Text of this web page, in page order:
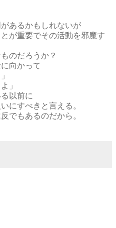
あるかもしれないが
が重要でその活動を邪魔す
のだろうか？
向かって
」
以前に
にすべきと言える。
でもあるのだから。